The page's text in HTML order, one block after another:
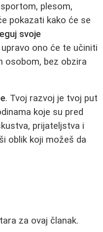
plesom,
pokazati kako će se
svoje
ono će te učiniti
osobom, bez obzira
. Tvoj razvoj je tvoj put
koje su pred
prijateljstva i
oblik koji možeš da
za ovaj članak.